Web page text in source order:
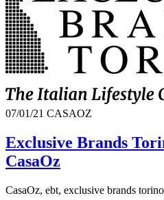
07/01/21 CASAOZ
Exclusive Brands
CasaOz
CasaOz, ebt, exclusive brands